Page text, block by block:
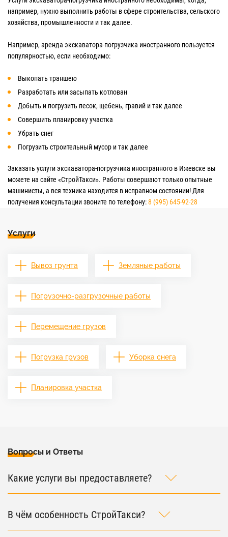
например, нужно выполнить работы в сфере строительства, сельского
хозяйства, промышленности и так далее.
Например, аренда экскаватора-погрузчика иностранного пользуется
популярностью, если необходимо:
Выкопать траншею
Разработать или засыпать котлован
Добыть и погрузить песок, щебень, гравий и так далее
Совершить планировку участка
Убрать снег
Погрузить строительный мусор и так далее
Заказать услуги экскаватора-погрузчика иностранного в Ижевске вы
можете на сайте «СтройТакси». Работы совершают только опытные
машинисты, а вся техника находится в исправном состоянии! Для
получения консультации звоните по телефону:8 (995) 645-92-28
Услуги
Вывоз грунта Земляные работы
Погрузочно-разгрузочные работы
Перемещение грузов
Погрузка грузов Уборка снега
Планировка участка
Вопросы и Ответы
Какие услуги вы предоставляете?
В чём особенность СтройТакси?